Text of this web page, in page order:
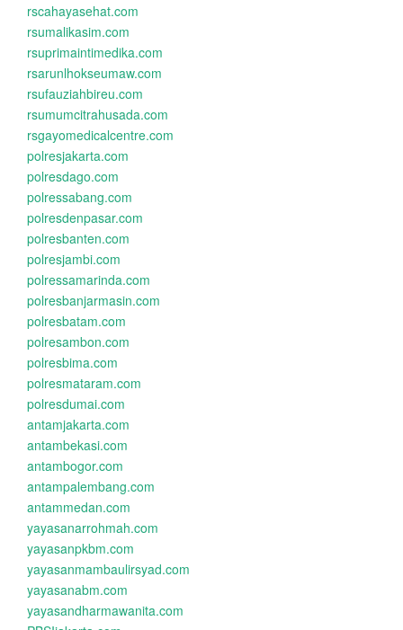
rscahayasehat.com
rsumalikasim.com
rsuprimaintimedika.com
rsarunlhokseumaw.com
rsufauziahbireu.com
rsumumcitrahusada.com
rsgayomedicalcentre.com
polresjakarta.com
polresdago.com
polressabang.com
polresdenpasar.com
polresbanten.com
polresjambi.com
polressamarinda.com
polresbanjarmasin.com
polresbatam.com
polresambon.com
polresbima.com
polresmataram.com
polresdumai.com
antamjakarta.com
antambekasi.com
antambogor.com
antampalembang.com
antammedan.com
yayasanarrohmah.com
yayasanpkbm.com
yayasanmambaulirsyad.com
yayasanabm.com
yayasandharmawanita.com